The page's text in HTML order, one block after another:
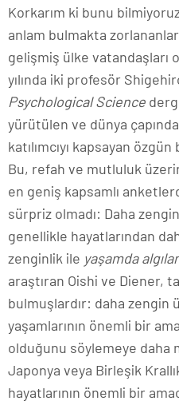
Korkarım ki bunu
anlam bulmakta
gelişmiş ülke vatandaşları
yılında iki profesör
Psychological Science
yürütülen ve dünya
katılımcıyı kapsayan
Bu, refah ve mutluluk
en geniş kapsamlı
sürpriz olmadı: Daha
genellikle hayatlarından
zenginlik ile yaşamda
araştıran Oishi ve Diener,
bulmuşlardır: daha zengin
yaşamlarının önemli bir
olduğunu söylemeye daha
Japonya veya Birleşik
hayatlarının önemli bir